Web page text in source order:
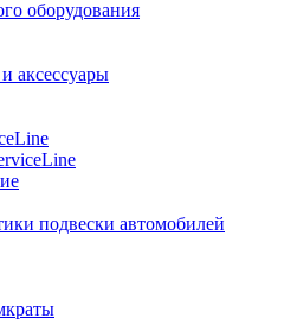
оборудования
аксессуары
подвески автомобилей